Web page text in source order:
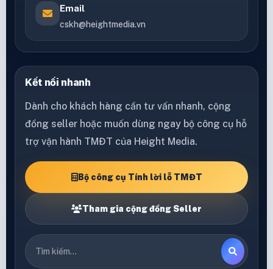
Email
cskh@heightmedia.vn
Kết nối nhanh
Dành cho khách hàng cần tư vấn nhanh, cộng
đồng seller hoặc muốn dùng ngay bộ công cụ hỗ
trợ vận hành TMĐT của Height Media.
Bộ công cụ Tính lời lỗ TMĐT
Tham gia cộng đồng Seller